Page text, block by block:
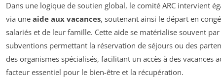
Dans une logique de soutien global, le comité ARC intervient
via une aide aux vacances, soutenant ainsi le départ en
salariés et de leur famille. Cette aide se matérialise souvent par
subventions permettant la réservation de séjours ou des
des organismes spécialisés, facilitant un accès à des vacances
facteur essentiel pour le bien-être et la récupération.